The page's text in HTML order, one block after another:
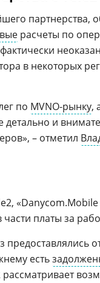
партнерства,
расчеты по
в некоторых
по MVNO-рынку,
детально и
– отметил
платы за
предоставлялись
есть
рассматривает